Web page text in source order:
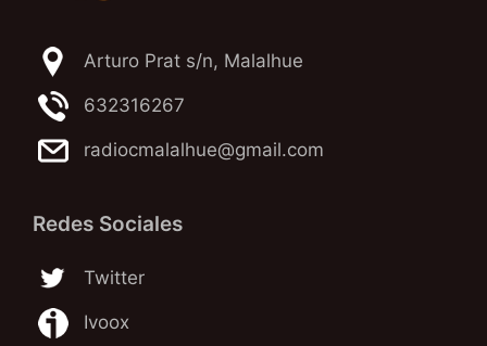
Arturo Prat s/n, Malalhue
632316267
radiocmalalhue@gmail.com
Redes Sociales
Twitter
Ivoox